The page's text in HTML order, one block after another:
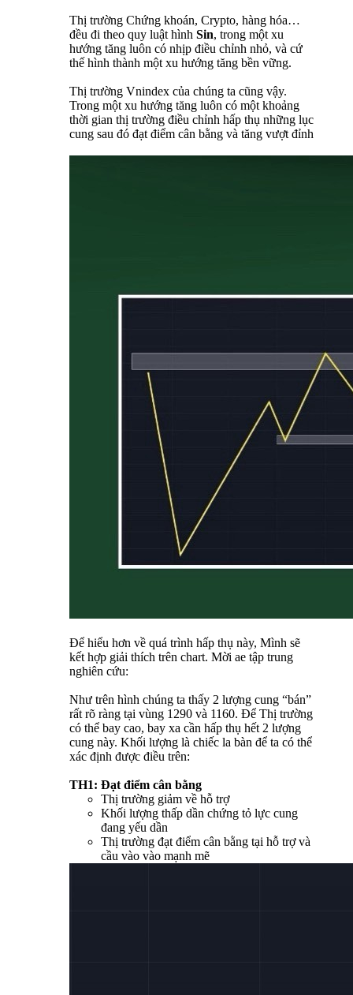
Thị trường Chứng khoán, Crypto, hàng hóa…
đều đi theo quy luật hình Sin, trong một xu
hướng tăng luôn có nhịp điều chỉnh nhỏ, và cứ
thế hình thành một xu hướng tăng bền vững.
Thị trường Vnindex của chúng ta cũng vậy.
Trong một xu hướng tăng luôn có một khoảng
thời gian thị trường điều chỉnh hấp thụ những lục
cung sau đó đạt điểm cân bằng và tăng vượt đỉnh
Để hiểu hơn về quá trình hấp thụ này, Mình sẽ
kết hợp giải thích trên chart. Mời ae tập trung
nghiên cứu:
Như trên hình chúng ta thấy 2 lượng cung “bán”
rất rõ ràng tại vùng 1290 và 1160. Để Thị trường
có thể bay cao, bay xa cần hấp thụ hết 2 lượng
cung này. Khối lượng là chiếc la bàn để ta có thể
xác định được điều trên:
TH1: Đạt điểm cân bằng
Thị trường giảm về hỗ trợ
Khối lượng thấp dần chứng tỏ lực cung
đang yếu dần
Thị trường đạt điểm cân bằng tại hỗ trợ và
cầu vào vào mạnh mẽ